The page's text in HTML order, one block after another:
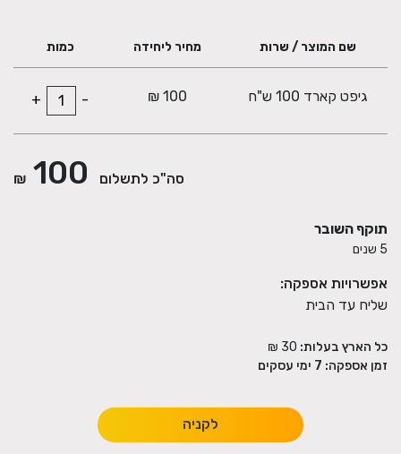
שם המוצר / שרות מחיר ליחידה כמות
גיפט קארד 100 ש"ח 100 ₪
-
+
סה"כ לתשלום 100
₪
תוקף השובר
5 שנים
אפשרויות אספקה:
שליח עד הבית
כל הארץ בעלות:
זמן אספקה: 7 ימי עסקים
לקניה